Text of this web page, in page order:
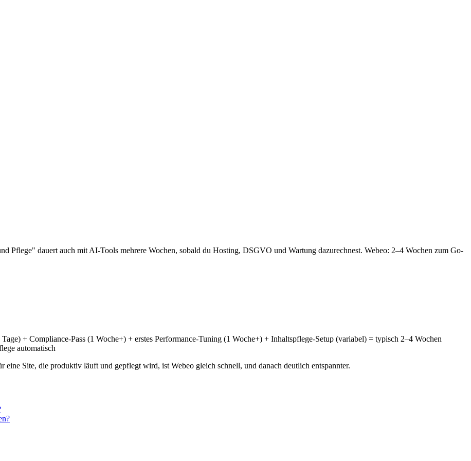
Pflege" dauert auch mit AI-Tools mehrere Wochen, sobald du Hosting, DSGVO und Wartung dazurechnest. Webeo: 2–4 Wochen zum Go-
+ Compliance-Pass (1 Woche+) + erstes Performance-Tuning (1 Woche+) + Inhaltspflege-Setup (variabel) = typisch 2–4 Wochen
automatisch
eine Site, die produktiv läuft und gepflegt wird, ist Webeo gleich schnell, und danach deutlich entspannter.